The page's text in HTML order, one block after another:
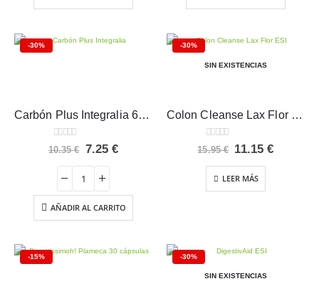
-30%
Carbón Plus Integralia 60 cápsulas
0out of 5
10.35€ El
original
era:
10.35 €.
7.25 €El
7.25 €.
AÑADIR AL CARRITO
-30%
SIN EXISTENCIAS
Colon Cleanse Lax Flor ESI 30 cápsulas
0 out of 5
15.95€ El
original
era:
15.95 €.
11.15€El
LEER MÁS
-15% -30%
SIN EXISTENCIAS